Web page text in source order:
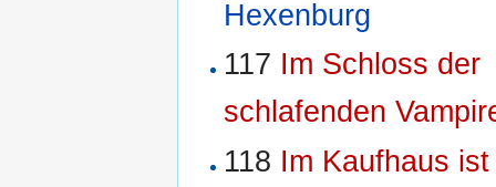
Hexenburg
117 Im Schloss der
schlafenden
118 Im Kaufhaus